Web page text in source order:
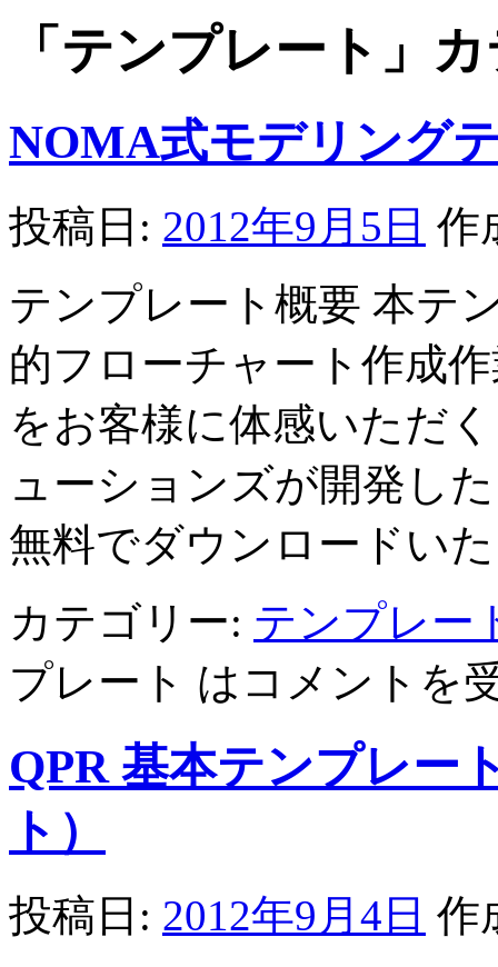
「 テンプレート 」
NOMA式モデリング
投稿日: 2012年9月5日 作
テンプレート概要 本テ
的フローチャート作成
をお客様に体感いただ
ューションズが開発し
無料でダウンロードい
カテゴリー: テンプレー
プレート は コメントを
QPR 基本テンプレー
ト）
投稿日: 2012年9月4日 作